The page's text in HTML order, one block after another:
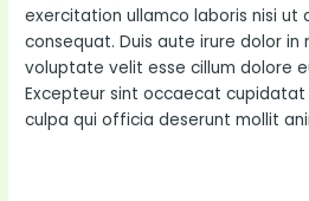
exercitation ullamco laboris nisi ut
consequat. Duis aute irure dolor in
voluptate velit esse cillum dolore
Excepteur sint occaecat cupidatat
culpa qui officia deserunt mollit